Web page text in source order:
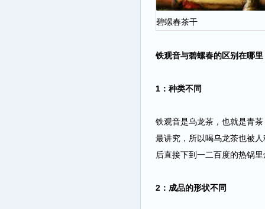
碧螺春茶干
铁观音与碧螺春的区别在哪里
1：种类不同
铁观音是乌龙茶，也就是青
最讲究，所以喝乌龙茶也被
后直接下到一二百度的热锅
2：成品的形状不同